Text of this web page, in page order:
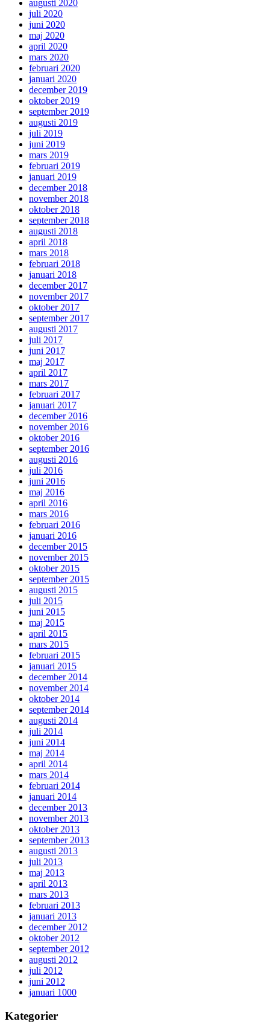
augusti 2020
juli 2020
juni 2020
maj 2020
april 2020
mars 2020
februari 2020
januari 2020
december 2019
oktober 2019
september 2019
augusti 2019
juli 2019
juni 2019
mars 2019
februari 2019
januari 2019
december 2018
november 2018
oktober 2018
september 2018
augusti 2018
april 2018
mars 2018
februari 2018
januari 2018
december 2017
november 2017
oktober 2017
september 2017
augusti 2017
juli 2017
juni 2017
maj 2017
april 2017
mars 2017
februari 2017
januari 2017
december 2016
november 2016
oktober 2016
september 2016
augusti 2016
juli 2016
juni 2016
maj 2016
april 2016
mars 2016
februari 2016
januari 2016
december 2015
november 2015
oktober 2015
september 2015
augusti 2015
juli 2015
juni 2015
maj 2015
april 2015
mars 2015
februari 2015
januari 2015
december 2014
november 2014
oktober 2014
september 2014
augusti 2014
juli 2014
juni 2014
maj 2014
april 2014
mars 2014
februari 2014
januari 2014
december 2013
november 2013
oktober 2013
september 2013
augusti 2013
juli 2013
maj 2013
april 2013
mars 2013
februari 2013
januari 2013
december 2012
oktober 2012
september 2012
augusti 2012
juli 2012
juni 2012
januari 1000
Kategorier